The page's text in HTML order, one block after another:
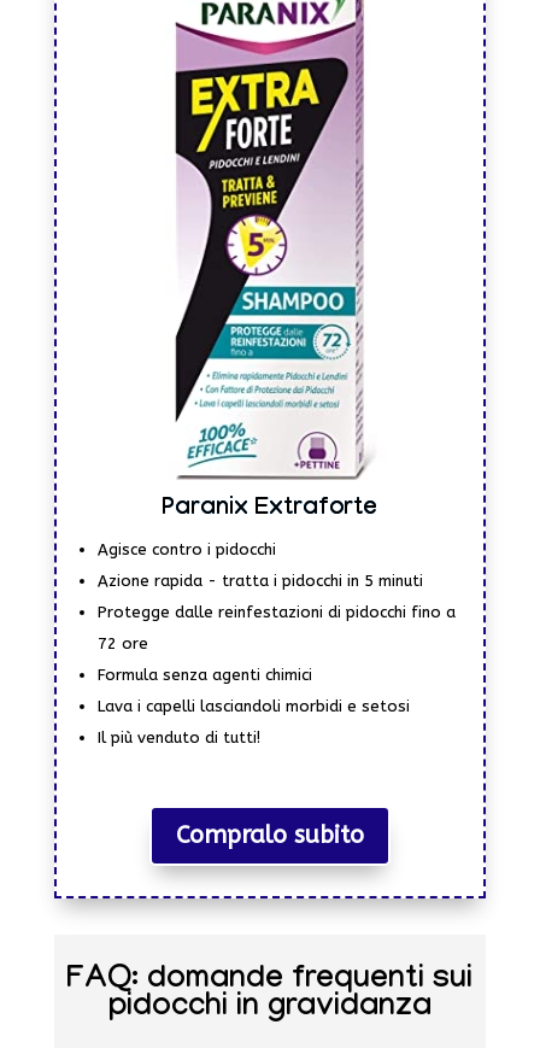
Paranix Extraforte
Agisce contro i pidocchi
Azione rapida - tratta i pidocchi in 5 minuti
Protegge dalle reinfestazioni di pidocchi fino a
72 ore
Formula senza agenti chimici
Lava i capelli lasciandoli morbidi e setosi
Il più venduto di tutti!
Compralo subito
FAQ: domande frequenti sui
pidocchi in gravidanza